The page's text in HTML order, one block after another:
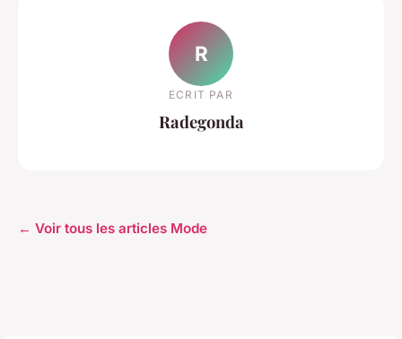
R
ECRIT PAR
Radegonda
← Voir tous les articles Mode